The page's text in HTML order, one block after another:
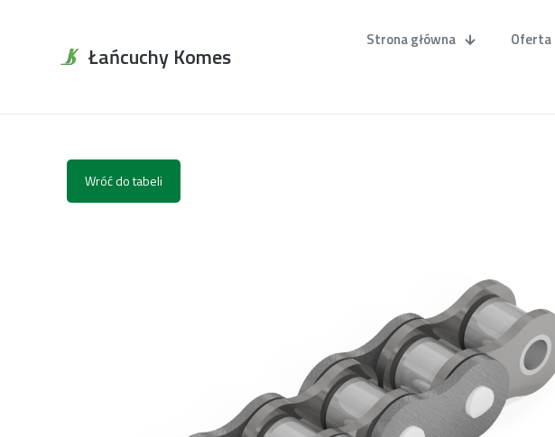
Łańcuchy Komes
Strona główna Oferta
Wróć do tabeli